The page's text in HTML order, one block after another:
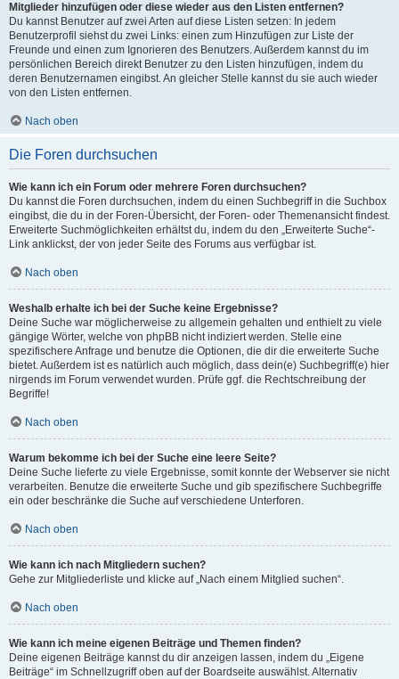
Mitglieder hinzufügen oder diese wieder aus den Listen entfernen?
Du kannst Benutzer auf zwei Arten auf diese Listen setzen: In jedem
Benutzerprofil siehst du zwei Links: einen zum Hinzufügen zur Liste der
Freunde und einen zum Ignorieren des Benutzers. Außerdem kannst du im
persönlichen Bereich direkt Benutzer zu den Listen hinzufügen, indem du
deren Benutzernamen eingibst. An gleicher Stelle kannst du sie auch wieder
von den Listen entfernen.
Nach oben
Die Foren durchsuchen
Wie kann ich ein Forum oder mehrere Foren durchsuchen?
Du kannst die Foren durchsuchen, indem du einen Suchbegriff in die Suchbox
eingibst, die du in der Foren-Übersicht, der Foren- oder Themenansicht findest.
Erweiterte Suchmöglichkeiten erhältst du, indem du den „Erweiterte Suche“-
Link anklickst, der von jeder Seite des Forums aus verfügbar ist.
Nach oben
Weshalb erhalte ich bei der Suche keine Ergebnisse?
Deine Suche war möglicherweise zu allgemein gehalten und enthielt zu viele
gängige Wörter, welche von phpBB nicht indiziert werden. Stelle eine
spezifischere Anfrage und benutze die Optionen, die dir die erweiterte Suche
bietet. Außerdem ist es natürlich auch möglich, dass dein(e) Suchbegriff(e) hier
nirgends im Forum verwendet wurden. Prüfe ggf. die Rechtschreibung der
Begriffe!
Nach oben
Warum bekomme ich bei der Suche eine leere Seite?
Deine Suche lieferte zu viele Ergebnisse, somit konnte der Webserver sie nicht
verarbeiten. Benutze die erweiterte Suche und gib spezifischere Suchbegriffe
ein oder beschränke die Suche auf verschiedene Unterforen.
Nach oben
Wie kann ich nach Mitgliedern suchen?
Gehe zur Mitgliederliste und klicke auf „Nach einem Mitglied suchen“.
Nach oben
Wie kann ich meine eigenen Beiträge und Themen finden?
Deine eigenen Beiträge kannst du dir anzeigen lassen, indem du „Eigene
Beiträge“ im Schnellzugriff oben auf der Boardseite auswählst. Alternativ